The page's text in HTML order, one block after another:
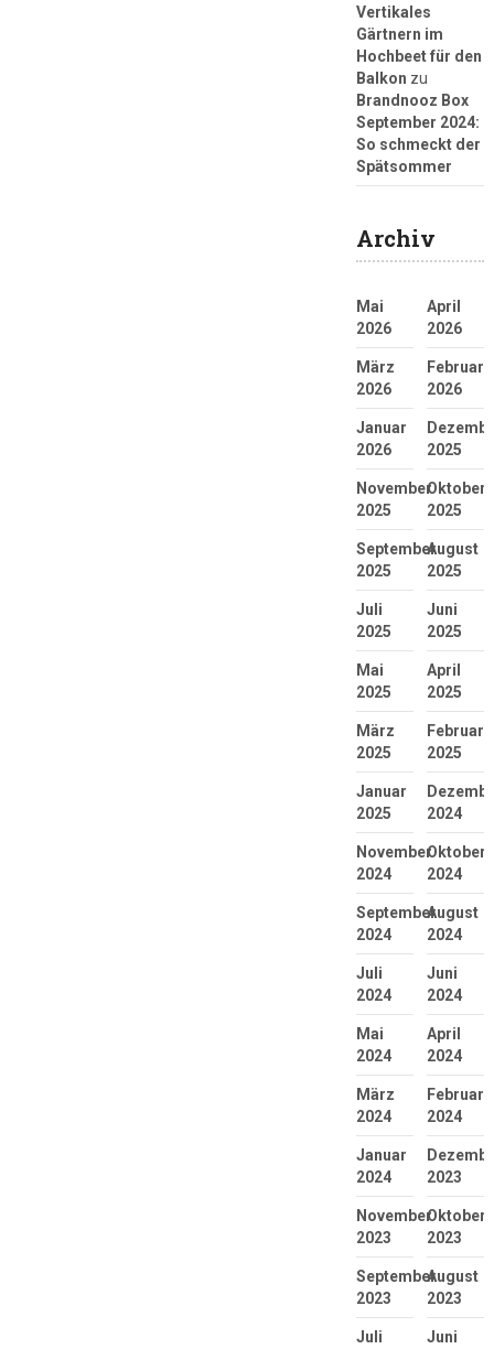
Vertikales
Gärtnern im
Hochbeet für den
Balkon zu
Brandnooz Box
September 2024:
So schmeckt der
Spätsommer
Archiv
Mai
2026
April
2026
März
2026
Februar
2026
Januar
2026
2025
November
2025
Oktober
2025
September
2025
August
2025
Juli
2025
Juni
2025
Mai
2025
April
2025
März
2025
Februar
2025
Januar
2025
2024
November
2024
Oktober
2024
September
2024
August
2024
Juli
2024
Juni
2024
Mai
2024
April
2024
März
2024
Februar
2024
Januar
2024
2023
November
2023
Oktober
2023
September
2023
August
2023
Juli
Juni